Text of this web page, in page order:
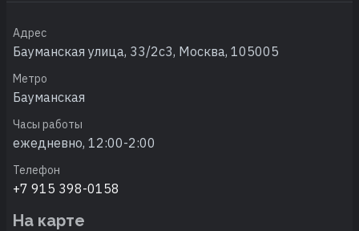
Адрес
Бауманская улица, 33/2с3, Москва, 105005
Метро
Бауманская
Часы работы
ежедневно, 12:00-2:00
Телефон
+7 915 398-0158
На карте